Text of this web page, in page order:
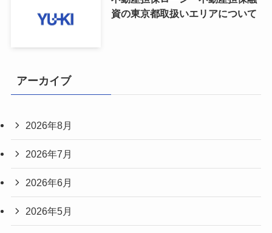
資の東京都取扱いエリアについて
アーカイブ
2026年8月
2026年7月
2026年6月
2026年5月